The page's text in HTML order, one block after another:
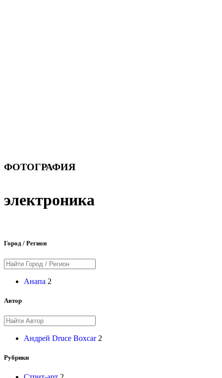
ФОТОГРАФИЯ
электроника
Город / Регион
Анапа 2
Автор
Андрей Druce Boxcar 2
Рубрики